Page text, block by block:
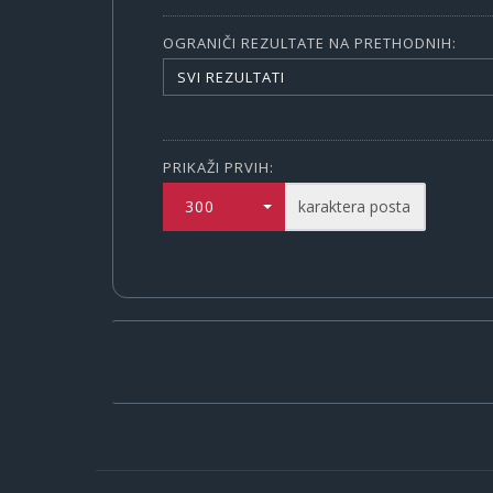
OGRANIČI REZULTATE NA PRETHODNIH:
SVI REZULTATI
PRIKAŽI PRVIH:
300 karaktera posta